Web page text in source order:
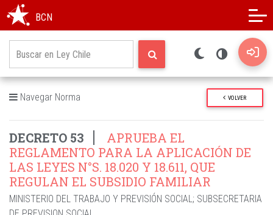
BCN
Navegar Norma VOLVER
DECRETO 53
APRUEBA EL
REGLAMENTO PARA LA APLICACIÓN DE
LAS LEYES N°S. 18.020 Y 18.611, QUE
REGULAN EL SUBSIDIO FAMILIAR
MINISTERIO DEL TRABAJO Y PREVISIÓN SOCIAL; SUBSECRETARIA